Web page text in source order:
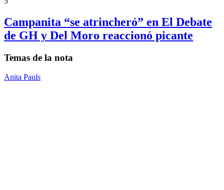
Campanita “se atrincheró” en El Debate
de GH y Del Moro reaccionó picante
Temas de la nota
Anita Pauls